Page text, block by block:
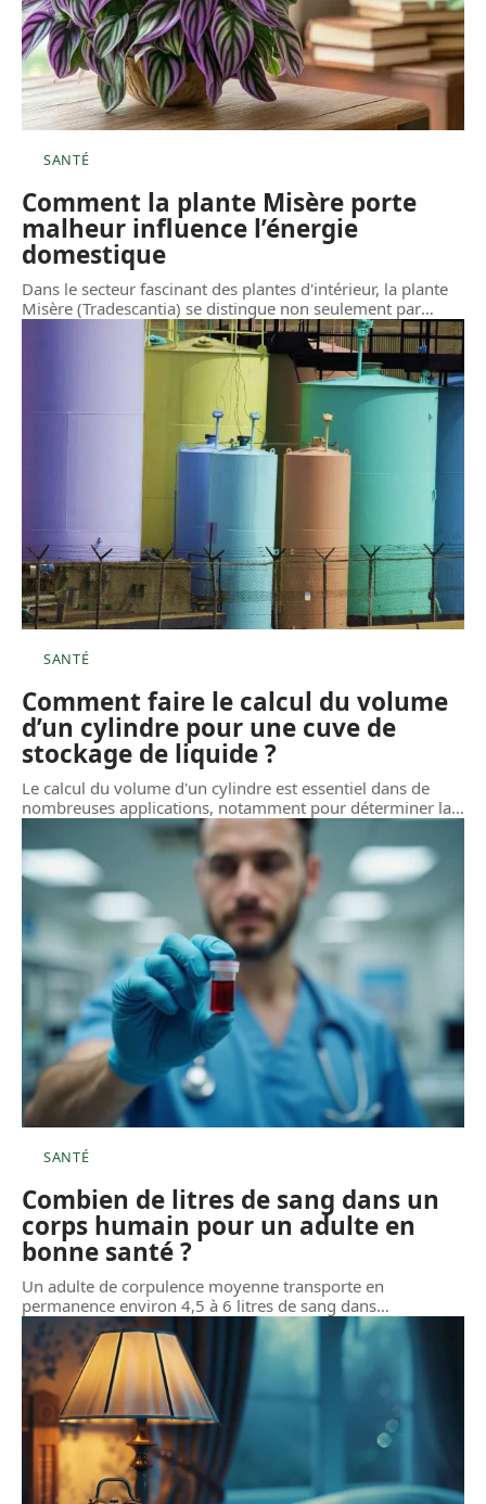
SANTÉ
Comment la plante Misère porte
malheur influence l’énergie
domestique
Dans le secteur fascinant des plantes d'intérieur, la plante
Misère (Tradescantia) se distingue non seulement par…
SANTÉ
Comment faire le calcul du volume
d’un cylindre pour une cuve de
stockage de liquide ?
Le calcul du volume d'un cylindre est essentiel dans de
nombreuses applications, notamment pour déterminer la…
SANTÉ
Combien de litres de sang dans un
corps humain pour un adulte en
bonne santé ?
Un adulte de corpulence moyenne transporte en
permanence environ 4,5 à 6 litres de sang dans…